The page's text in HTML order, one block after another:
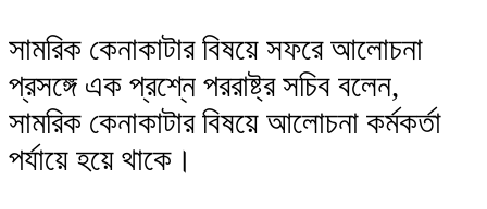
সামরিক কেনাকাটার বিষয়ে সফরে আলোচনা
প্রসঙ্গে এক প্রশ্নে পররাষ্ট্র সচিব বলেন,
সামরিক কেনাকাটার বিষয়ে আলোচনা কর্মকর্তা
পর্যায়ে হয়ে থাকে।